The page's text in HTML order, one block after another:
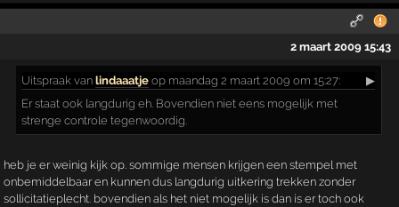
2 maart 2009 15:43
Uitspraak vanlindaaatje op maandag 2 maart 2009 om 15:27:
▶
Er staat ook langdurig eh. Bovendien niet eens mogelijk met
strenge controle tegenwoordig.
heb je er weinig kijk op. sommige mensen krijgen een stempel met
onbemiddelbaar en kunnen dus langdurig uitkering trekken zonder
sollicitatieplecht. bovendien als het niet mogelijk is dan is er toch ook